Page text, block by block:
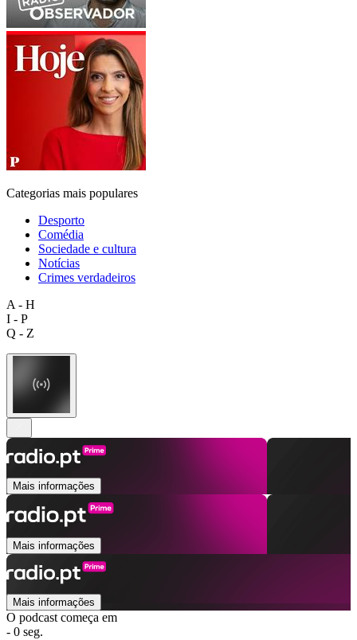
Categorias mais populares
Desporto
Comédia
Sociedade e cultura
Notícias
Crimes verdadeiros
A - H
I - P
Q - Z
Mais informações
Mais informações
Mais informações
O podcast começa em
- 0 seg.